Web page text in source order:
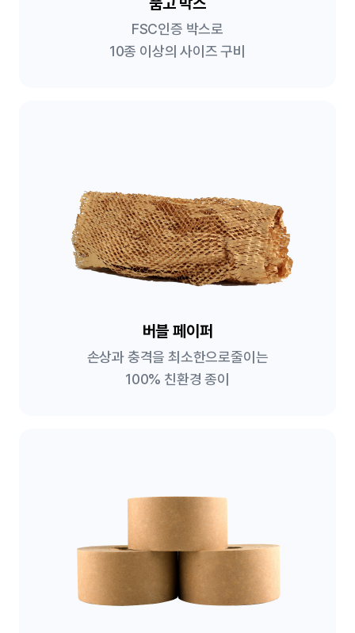
FSC인증 박스로
10종 이상의 사이즈 구비
버블 페이퍼
손상과 충격을 최소한으로줄이는
100% 친환경 종이